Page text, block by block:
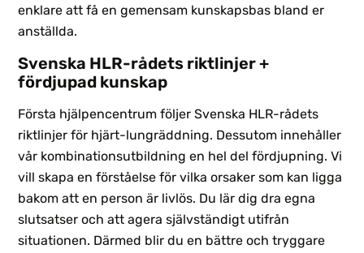
enklare att få en gemensam kunskapsbas bland er
anställda.
Svenska HLR-rådets riktlinjer +
fördjupad kunskap
Första hjälpencentrum följer Svenska HLR-rådets
riktlinjer för hjärt-lungräddning. Dessutom innehåller
vår kombinationsutbildning en hel del fördjupning. Vi
vill skapa en förståelse för vilka orsaker som kan ligga
bakom att en person är livlös. Du lär dig dra egna
slutsatser och att agera självständigt utifrån
situationen. Därmed blir du en bättre och tryggare